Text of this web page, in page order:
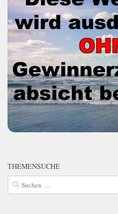
THEMENSUCHE
Suchen
nach: